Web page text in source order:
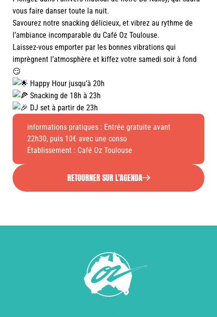
vous faire danser toute la nuit.
Savourez notre snacking délicieux, et vibrez au rythme de
l’ambiance incomparable du Café Oz Toulouse.
Laissez-vous emporter par les bonnes vibrations qui
imprègnent l’atmosphère et kiffez votre samedi soir à fond
😏
Happy Hour jusqu’à 20h
Snacking de 18h à 23h
DJ set à partir de 23h
informations pratiques : Entrée gratuite avant
22h30, puis 10€ avec une conso
Établissement : Café Oz Toulouse
RETOURNER SUR L'AGENDA